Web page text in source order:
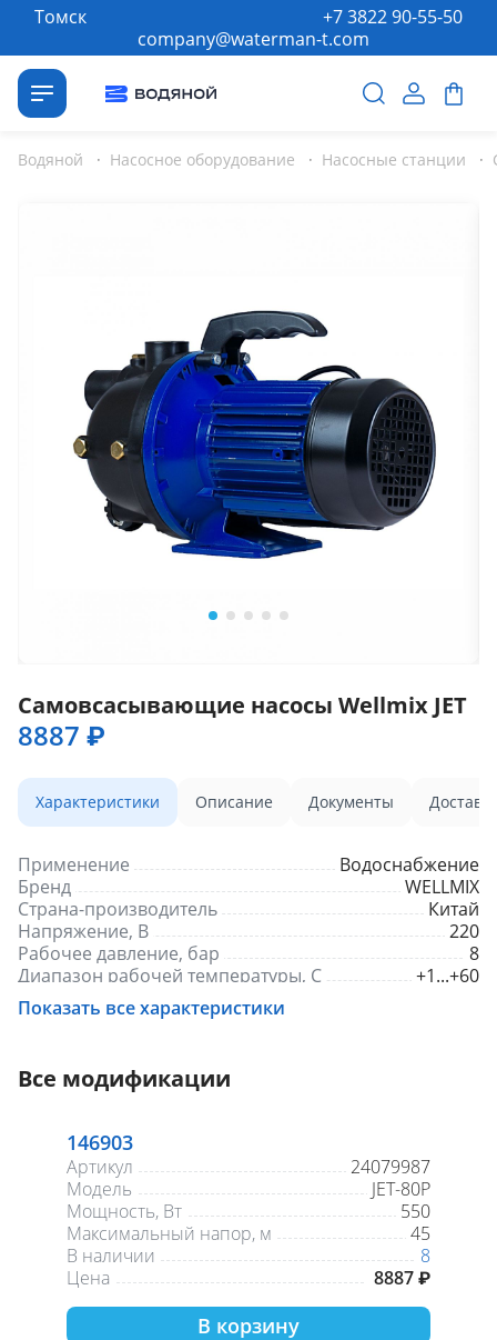
Томск
company@waterman-t.com
+7 3822 90-55-50
Водяной · Насосное оборудование · Насосные станции ·
Самовсасывающие насосы Wellmix JET
8887 ₽
Характеристики Описание Документы
Применение
Водоснабжение
Бренд
WELLMIX
Страна-производитель
Китай
Напряжение, В
220
Рабочее давление, бар
8
Диапазон рабочей температуры, С
+1...+60
Присоединение
Материал корпуса
Показать все характеристики
Все модификации
146903
Артикул
24079987
Модель
JET-80P
Мощность, Вт
550
Максимальный напор, м
45
В наличии
8
Цена
8887 ₽
В корзину